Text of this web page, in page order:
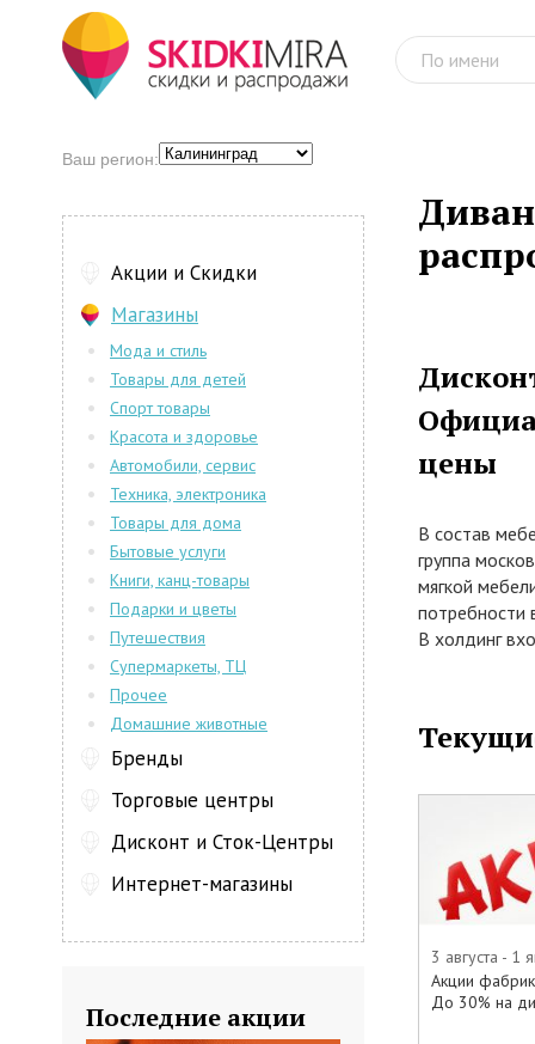
цены
В состав
группа
мягкой
потребности
В холдинг
-DREAM
-FORMA
-MOBEL
Что
высокое
3 августа - 1
Акции
До 30% на
Ваш регион:
Акции и Скидки
Магазины
Мода и стиль
Товары для детей
Спорт товары
Красота и здоровье
Автомобили, сервис
Техника, электроника
Товары для дома
Бытовые услуги
Книги, канц-товары
Подарки и цветы
Путешествия
Супермаркеты, ТЦ
Прочее
Домашние животные
Бренды
Торговые центры
Дисконт и Сток-Центры
Интернет-магазины
Последние акции